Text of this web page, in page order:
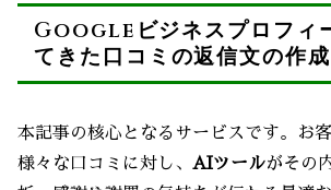
Googleビジネスプロフィ
てきた口コミの返信文の作
本記事の核心となるサービスです。お
様々な口コミに対し、 AIツールがその